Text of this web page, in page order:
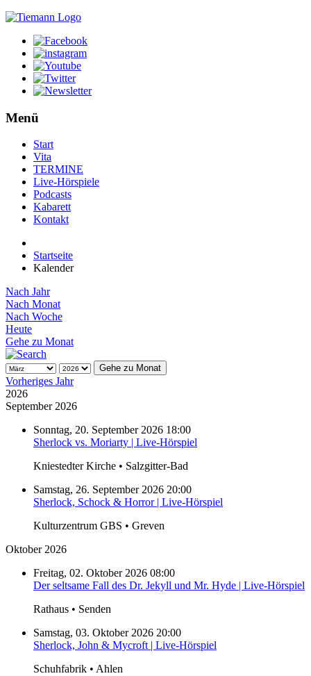
Menü
Start
Vita
TERMINE
Live-Hörspiele
Podcasts
Kabarett
Kontakt
Startseite
Kalender
Nach Jahr
Nach Monat
Nach Woche
Heute
Gehe zu Monat
Gehe zu Monat
Vorheriges Jahr
2026
September 2026
Sonntag, 20. September 2026 18:00
Sherlock vs. Moriarty | Live-Hörspiel
Kniestedter Kirche • Salzgitter-Bad
Samstag, 26. September 2026 20:00
Sherlock, Schock & Horror | Live-Hörspiel
Kulturzentrum GBS • Greven
Oktober 2026
Freitag, 02. Oktober 2026 08:00
Der seltsame Fall des Dr. Jekyll und Mr. Hyde | Live-Hörspiel
Rathaus • Senden
Samstag, 03. Oktober 2026 20:00
Sherlock, John & Mycroft | Live-Hörspiel
Schuhfabrik • Ahlen